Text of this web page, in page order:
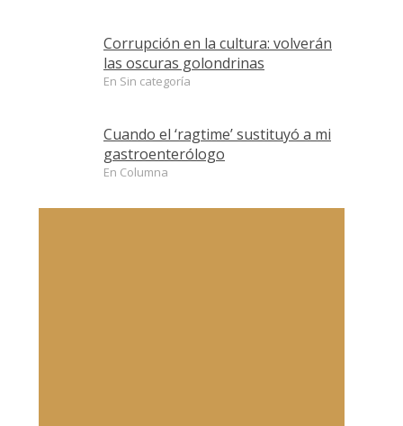
Corrupción en la cultura: volverán
las oscuras golondrinas
En Sin categoría
Cuando el ‘ragtime’ sustituyó a mi
gastroenterólogo
En Columna